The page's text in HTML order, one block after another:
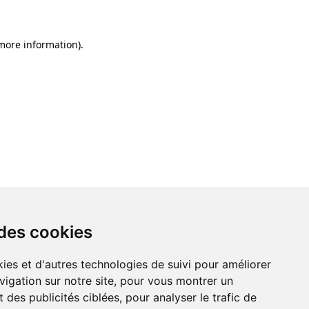
cookies
et d'autres technologies de suivi pour améliorer
sur notre site, pour vous montrer un
des publicités ciblées, pour analyser le trafic de
information).